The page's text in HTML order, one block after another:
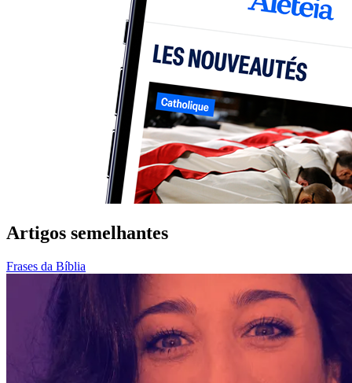
Artigos semelhantes
Frases da Bíblia